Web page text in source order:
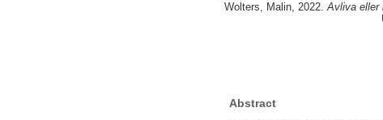
Wolters, Malin, 2022.Avliva eller
Abstract